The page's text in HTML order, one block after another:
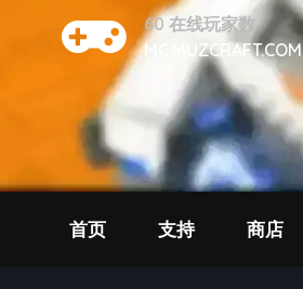
60 在线玩家数
MC.MUZCRAFT.COM
首页 支持 商店